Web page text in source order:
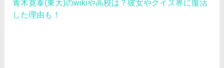
青木寛泰(東大)のwikiや高校は？彼女やクイズ界に復活
した理由も！